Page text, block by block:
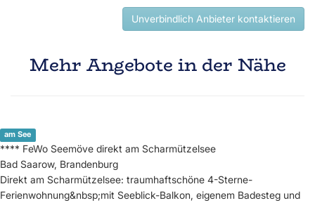
Unverbindlich Anbieter kontaktieren
Mehr Angebote in der Nähe
am See
**** FeWo Seemöve direkt am Scharmützelsee
Bad Saarow, Brandenburg
Direkt am Scharmützelsee: traumhaftschöne 4-Sterne-
Ferienwohnung&nbsp;mit Seeblick-Balkon, eigenem Badesteg und